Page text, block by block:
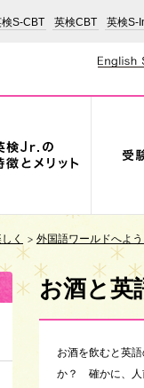
S-CBT 英検CBT 英検S-
く 外国語ワールドへよ
お酒と英
お酒を飲むと英
か？ 確かに、人